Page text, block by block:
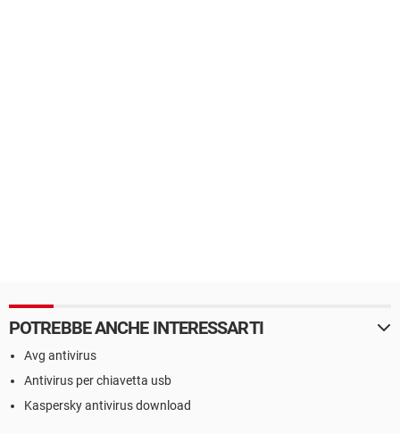
POTREBBE ANCHE INTERESSARTI
Avg antivirus
Antivirus per chiavetta usb
Kaspersky antivirus download